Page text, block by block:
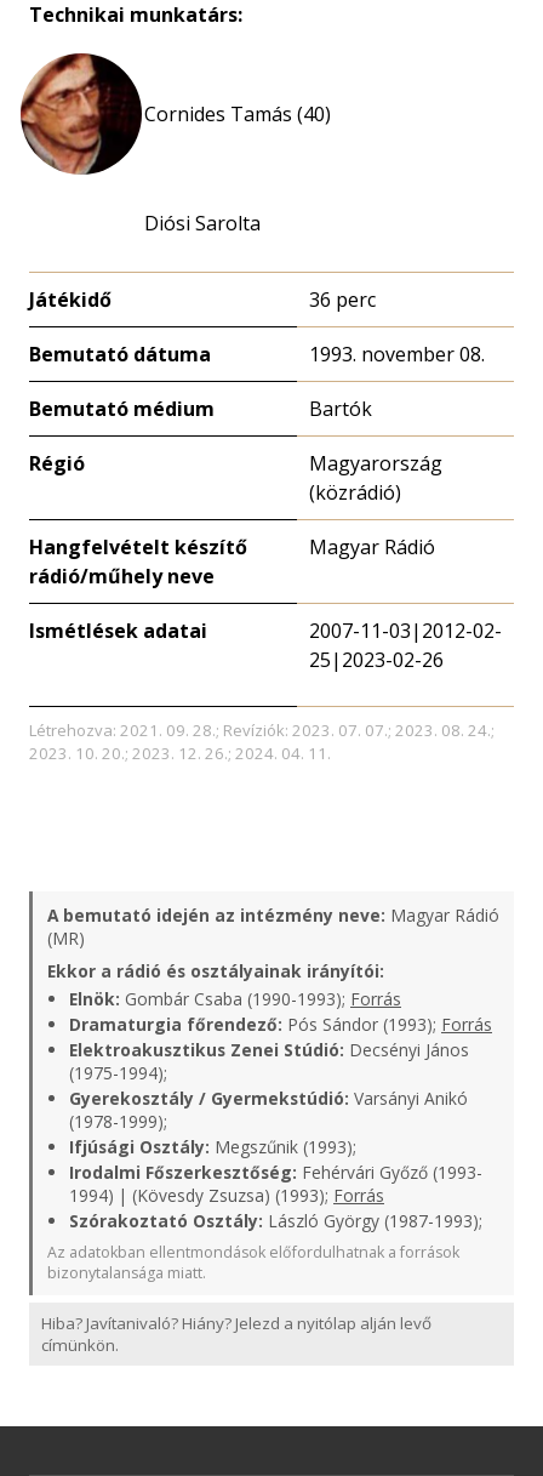
Technikai munkatárs:
Cornides Tamás (40)
Diósi Sarolta
Játékidő 36 perc
Bemutató dátuma 1993. november 08.
Bemutató médium Bartók
Régió
Magyarország
(közrádió)
Hangfelvételt készítő
rádió/műhely neve
Magyar Rádió
Ismétlések adatai
2007-11-03|2012-02-
25|2023-02-26
Létrehozva: 2021. 09. 28.; Revíziók: 2023. 07. 07.; 2023. 08. 24.;
2023. 10. 20.; 2023. 12. 26.; 2024. 04. 11.
A bemutató idején az intézmény neve: Magyar Rádió
(MR)
Ekkor a rádió és osztályainak irányítói:
Elnök: Gombár Csaba (1990-1993); Forrás
Dramaturgia főrendező: Pós Sándor (1993); Forrás
Elektroakusztikus Zenei Stúdió: Decsényi János
(1975-1994);
Gyerekosztály / Gyermekstúdió: Varsányi Anikó
(1978-1999);
Ifjúsági Osztály: Megszűnik (1993);
Irodalmi Főszerkesztőség: Fehérvári Győző (1993-
1994) | (Kövesdy Zsuzsa) (1993); Forrás
Szórakoztató Osztály: László György (1987-1993);
Az adatokban ellentmondások előfordulhatnak a források
bizonytalansága miatt.
Hiba? Javítanivaló? Hiány? Jelezd a nyitólap alján levő
címünkön.